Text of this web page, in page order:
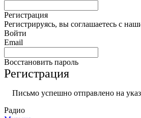
Регистрация
Регистрируясь, вы соглашаетесь с
Войти
Email
Восстановить пароль
Регистрация
Письмо успешно отправлено на
Радио